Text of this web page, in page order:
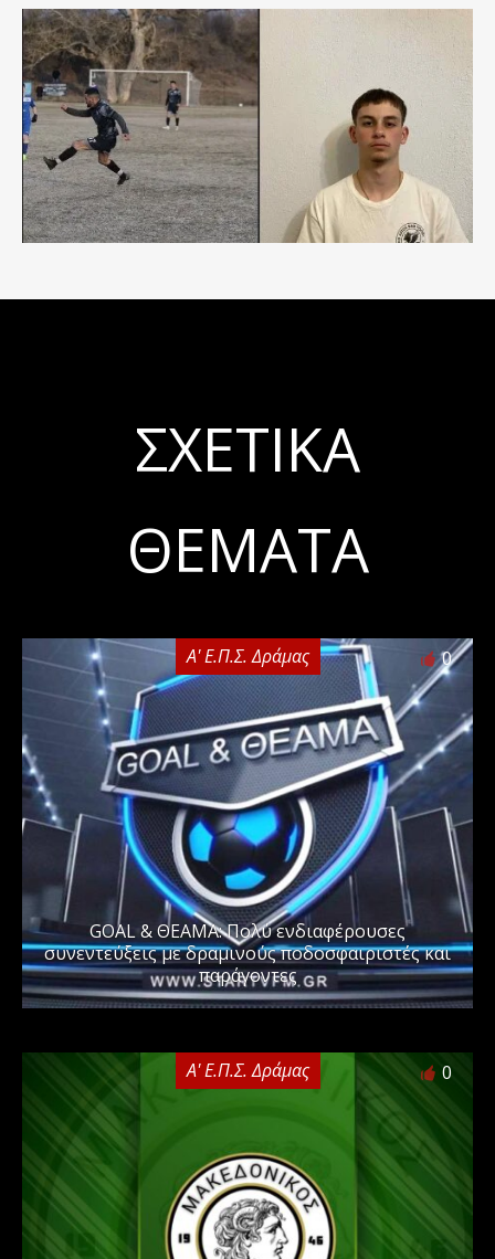
ΣΧΕΤΙΚΆ
ΘΈΜΑΤΑ
Α' Ε.Π.Σ. Δράμας 0
GOAL & ΘΕΑΜΑ: Πολύ ενδιαφέρουσες
συνεντεύξεις με δραμινούς ποδοσφαιριστές και
παράγοντες
Α' Ε.Π.Σ. Δράμας 0